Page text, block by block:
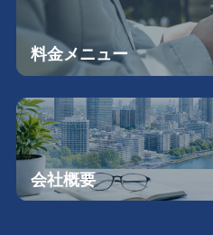
料金メニュー
会社概要